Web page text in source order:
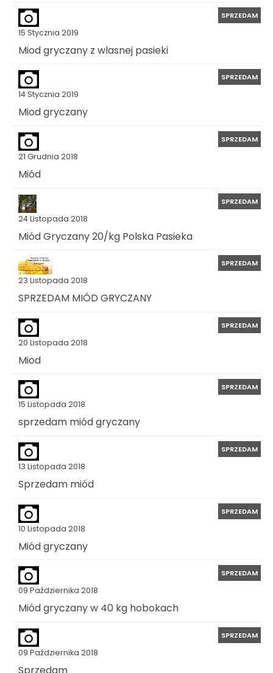
15 Stycznia 2019
SPRZEDAM
Miod gryczany z wlasnej pasieki
14 Stycznia 2019
SPRZEDAM
Miod gryczany
21 Grudnia 2018
SPRZEDAM
Miód
24 Listopada 2018
SPRZEDAM
Miód Gryczany 20/kg Polska Pasieka
23 Listopada 2018
SPRZEDAM
SPRZEDAM MIÓD GRYCZANY
20 Listopada 2018
SPRZEDAM
Miod
15 Listopada 2018
SPRZEDAM
sprzedam miód gryczany
13 Listopada 2018
SPRZEDAM
Sprzedam miód
10 Listopada 2018
SPRZEDAM
Miód gryczany
09 Października 2018
SPRZEDAM
Miód gryczany w 40 kg hobokach
09 Października 2018
SPRZEDAM
Sprzedam